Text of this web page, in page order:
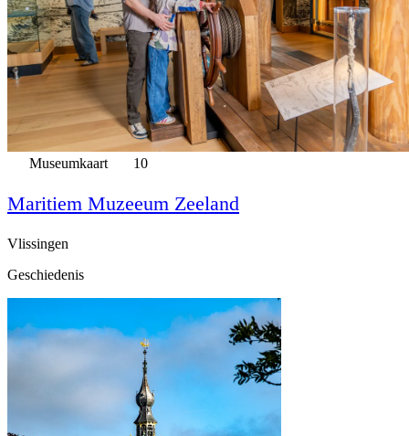
Museumkaart 10
Maritiem Muzeeum Zeeland
Vlissingen
Geschiedenis